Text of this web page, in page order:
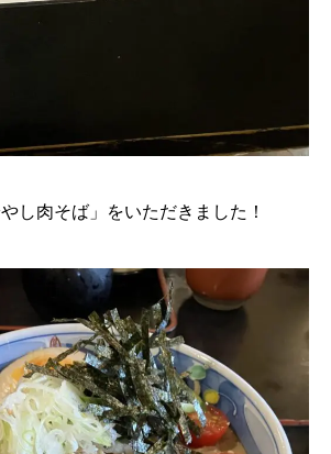
し肉そば」をいただきました！